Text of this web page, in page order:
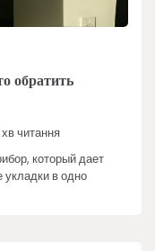
обратить
читання
который дает
укладки в одно